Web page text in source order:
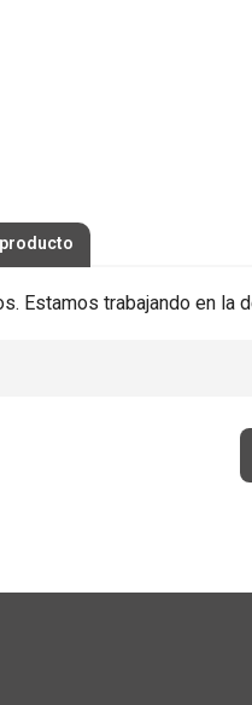
Estamos trabajando en la